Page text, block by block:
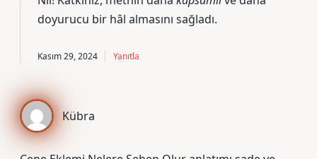
doyurucu bir hâl almasını sağladı.
Kasım 29, 2024 Yanıtla
Kübra